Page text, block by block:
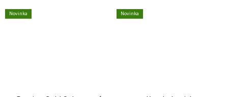
Novinka Novinka